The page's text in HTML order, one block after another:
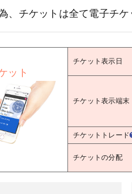
、チケットは全て電子チケ
ット
チケット表示日
チケット表示端末
チケットトレード
チケットの分配